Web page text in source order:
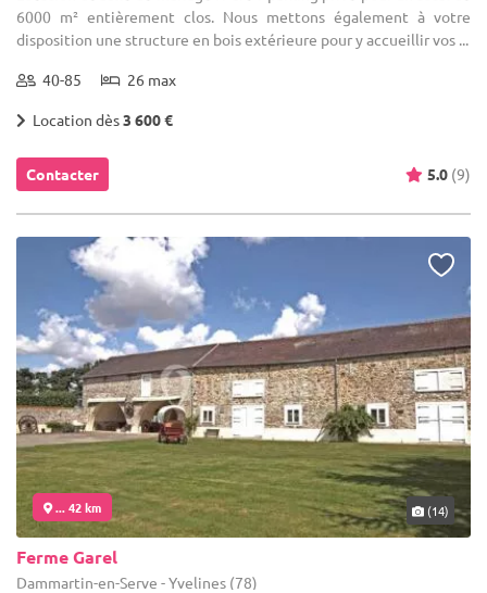
6000 m² entièrement clos. Nous mettons également à votre
disposition une structure en bois extérieure pour y accueillir vos ...
40-85 26 max
Location dès3 600 €
Contacter 5.0 (9)
... 42 km (14)
Ferme Garel
Dammartin-en-Serve - Yvelines (78)